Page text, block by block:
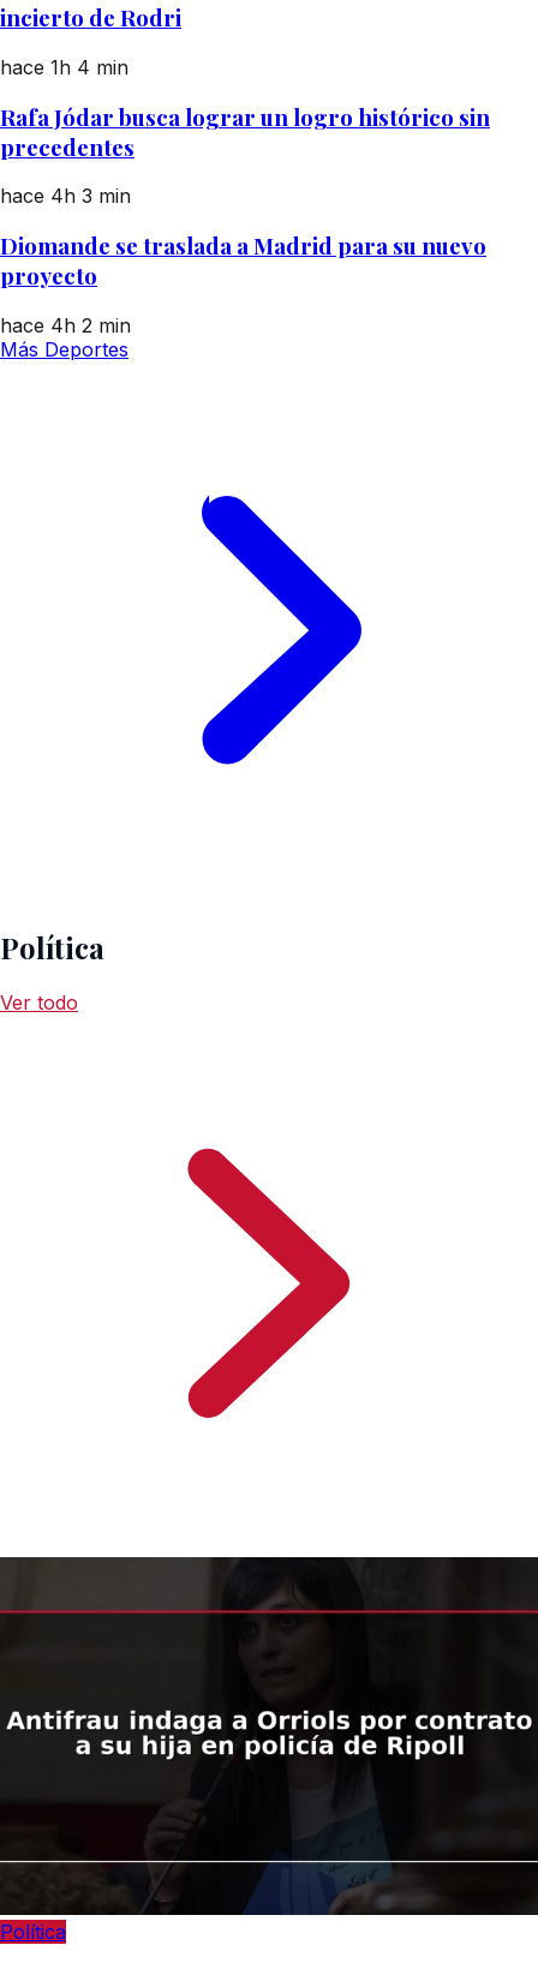
incierto de Rodri
hace 1h 4 min
Rafa Jódar busca lograr un logro histórico sin
precedentes
hace 4h 3 min
Diomande se traslada a Madrid para su nuevo
proyecto
hace 4h 2 min
Más Deportes
Política
Ver todo
Política